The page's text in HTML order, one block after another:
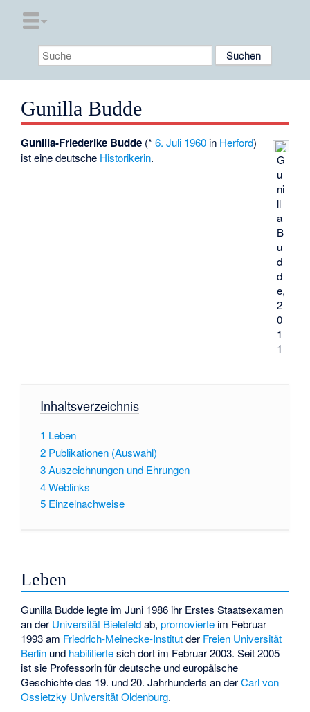
Gunilla Budde
G
u
ni
ll
a
B
u
d
d
e,
2
0
1
1
Gunilla-Friederike Budde (*6. Juli 1960 in Herford)
ist eine deutsche Historikerin.
Inhaltsverzeichnis
1 Leben
2 Publikationen (Auswahl)
3Auszeichnungen und Ehrungen
4Weblinks
5 Einzelnachweise
Leben
Gunilla Budde legte im Juni 1986 ihr Erstes Staatsexamen
an der Universität Bielefeldab,promovierte im Februar
1993 am Friedrich-Meinecke-Institutder Freien Universität
Berlin und habilitiertesich dort im Februar 2003. Seit 2005
ist sie Professorin für deutsche und europäische
Geschichte des 19. und 20. Jahrhunderts an derCarl von
Ossietzky Universität Oldenburg.